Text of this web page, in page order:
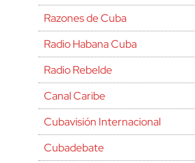
Razones de Cuba
Radio Habana Cuba
Radio Rebelde
Canal Caribe
Cubavisión Internacional
Cubadebate